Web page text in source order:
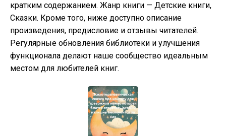
кратким содержанием. Жанр книги — Детские книги,
Сказки. Кроме того, ниже доступно описание
произведения, предисловие и отзывы читателей.
Регулярные обновления библиотеки и улучшения
функционала делают наше сообщество идеальным
местом для любителей книг.